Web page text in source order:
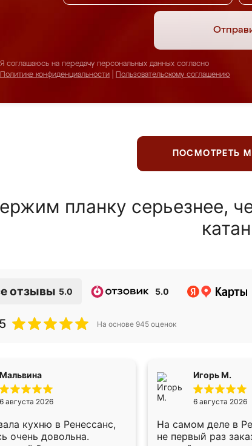
Я соглашаюсь на передачу персональных данных согласно
Политике конфиденциальности
Пользовательскому соглашению
ПОСМОТРЕТЬ
планку серьезнее,
отзывы 5.0 5.0
На основе 945 оценок
Мальвина
6 августа 2026
кухню в Ренессанс,
очень довольна.
Игорь М.
6 августа 2026
На самом деле в
не первый раз